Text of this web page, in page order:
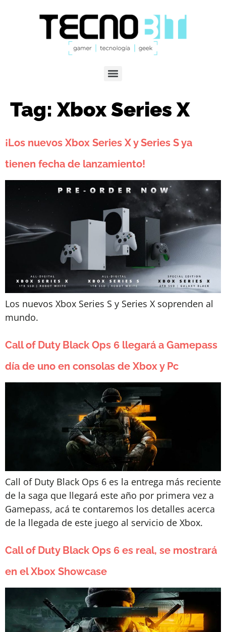
Tag:Xbox Series X
¡Los nuevos Xbox Series X y Series S ya
tienen fecha de lanzamiento!
Los nuevos Xbox Series S y Series X soprenden al
mundo.
Call of Duty Black Ops 6 llegará a Gamepass
día de uno en consolas de Xbox y Pc
Call of Duty Black Ops 6 es la entrega más reciente
de la saga que llegará este año por primera vez a
Gamepass, acá te contaremos los detalles acerca
de la llegada de este juego al servicio de Xbox.
Call of Duty Black Ops 6 es real, se mostrará
en el Xbox Showcase